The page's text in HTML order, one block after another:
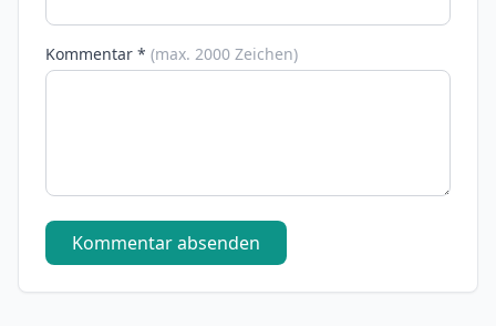
Kommentar * (max. 2000 Zeichen)
Kommentar absenden